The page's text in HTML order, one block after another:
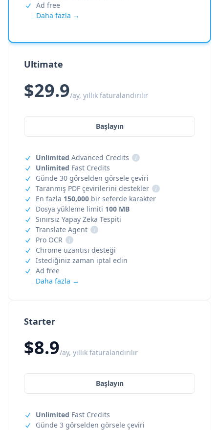
Starter
$8.9/ay, yıllık faturalandırılır
Başlayın
Unlimited Fast Credits
Günde 3 görselden görsele çeviri
Ad free
Daha fazla →
Ultimate
$29.9/ay, yıllık faturalandırılır
Başlayın
Unlimited Advanced Credits
i
Unlimited Fast Credits
Günde 30 görselden görsele çeviri
Taranmış PDF çevirilerini destekler
i
En fazla 150,000 bir seferde karakter
Dosya yükleme limiti 100 MB
Sınırsız Yapay Zeka Tespiti
Translate Agent
i
Pro OCR
i
Chrome uzantısı desteği
İstediğiniz zaman iptal edin
Ad free
Daha fazla →